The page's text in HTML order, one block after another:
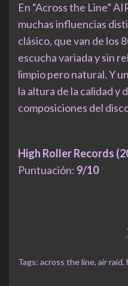
En “Across the Line”
muchas influencias
clásico, que van de los
escucha variada y sin
limpio pero natural. Y
la altura de la calidad y
composiciones del
High Roller Records
Puntuación: 9/10
Tags: across the line, air raid,